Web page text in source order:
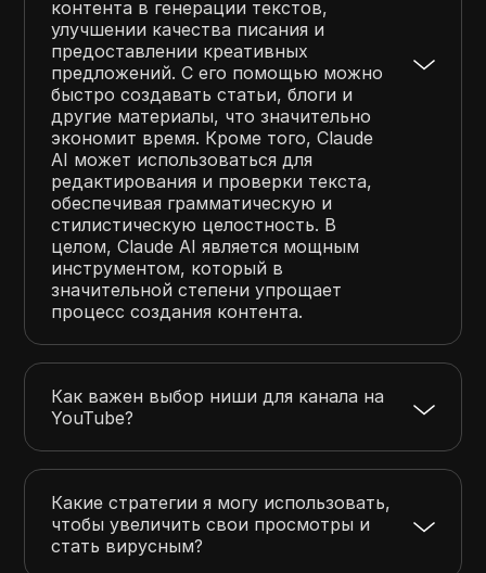
контента в генерации текстов,
улучшении качества писания и
предоставлении креативных
предложений. С его помощью можно
быстро создавать статьи, блоги и
другие материалы, что значительно
экономит время. Кроме того, Claude
AI может использоваться для
редактирования и проверки текста,
обеспечивая грамматическую и
стилистическую целостность. В
целом, Claude AI является мощным
инструментом, который в
значительной степени упрощает
процесс создания контента.
Как важен выбор ниши для канала на
YouTube?
Какие стратегии я могу использовать,
чтобы увеличить свои просмотры и
стать вирусным?